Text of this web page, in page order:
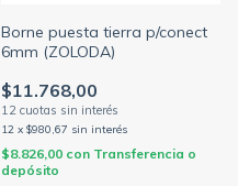
Borne puesta tierra p/conect
6mm (ZOLODA)
$11.768,00
12 x $980,67 sin interés
$8.826,00 con Transferencia o
depósito